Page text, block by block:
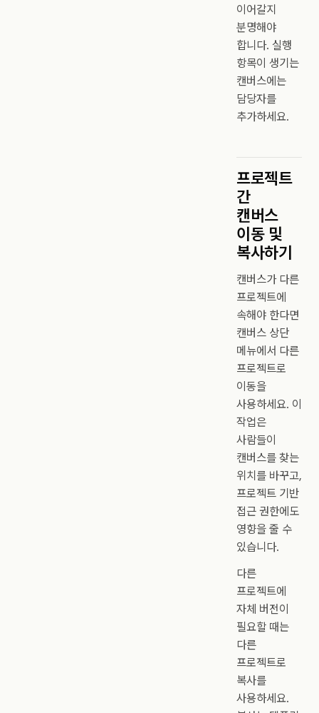
이어갈지
분명해야
합니다. 실행
항목이 생기는
캔버스에는
담당자를
추가하세요.
프로젝트
간
캔버스
이동 및
복사하기
캔버스가 다른
프로젝트에
속해야 한다면
캔버스 상단
메뉴에서 다른
프로젝트로
이동을
사용하세요. 이
작업은
사람들이
캔버스를 찾는
위치를 바꾸고,
프로젝트 기반
접근 권한에도
영향을 줄 수
있습니다.
다른
프로젝트에
자체 버전이
필요할 때는
다른
프로젝트로
복사를
사용하세요.